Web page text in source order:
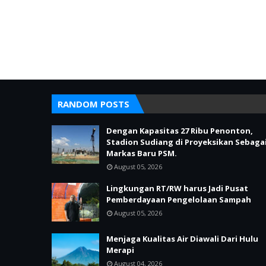
RANDOM POSTS
Dengan Kapasitas 27 Ribu Penonton,
Stadion Sudiang di Proyeksikan
Markas Baru PSM.
August 05, 2026
Lingkungan RT/RW harus Jadi Pusat
Pemberdayaan Pengelolaan Sampah
August 05, 2026
Menjaga Kualitas Air Diawali Dari Hulu
Merapi
August 04, 2026